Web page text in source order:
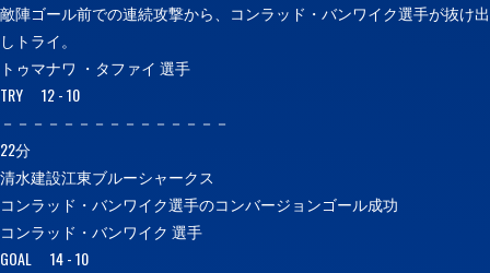
敵陣ゴール前での連続攻撃から、コンラッド・バンワイク選手が抜け出
しトライ。
トゥマナワ ・タファイ 選手
TRY 12 - 10
－－－－－－－－－－－－－－－
22分
清水建設江東ブルーシャークス
コンラッド・バンワイク選手のコンバージョンゴール成功
コンラッド・バンワイク 選手
GOAL 14 - 10